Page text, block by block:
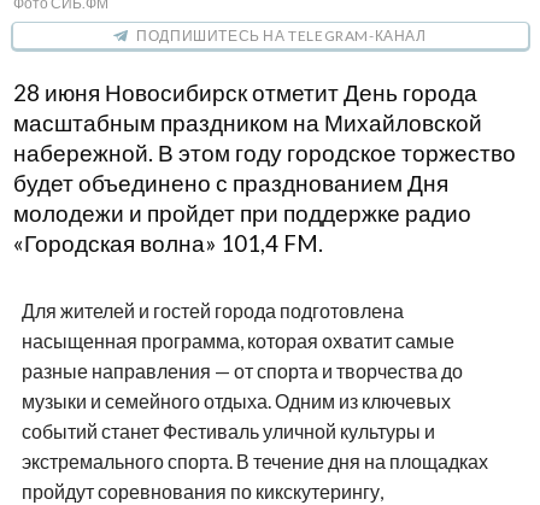
ПОДПИШИТЕСЬ НА TELEGRAM-КАНАЛ
28 июня Новосибирск отметит День города
масштабным праздником на Михайловской
набережной. В этом году городское торжество
будет объединено с празднованием Дня
молодежи и пройдет при поддержке радио
«Городская волна» 101,4 FM.
Для жителей и гостей города подготовлена
насыщенная программа, которая охватит самые
разные направления — от спорта и творчества до
музыки и семейного отдыха. Одним из ключевых
событий станет Фестиваль уличной культуры и
экстремального спорта. В течение дня на площадках
пройдут соревнования по кикскутерингу,